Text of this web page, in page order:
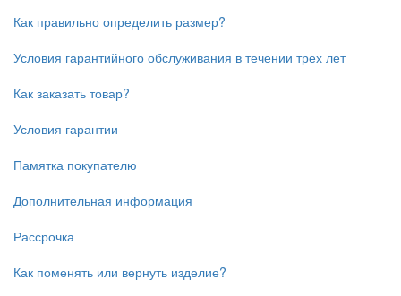
Как правильно определить размер?
Условия гарантийного обслуживания в течении трех лет
Как заказать товар?
Условия гарантии
Памятка покупателю
Дополнительная информация
Рассрочка
Как поменять или вернуть изделие?